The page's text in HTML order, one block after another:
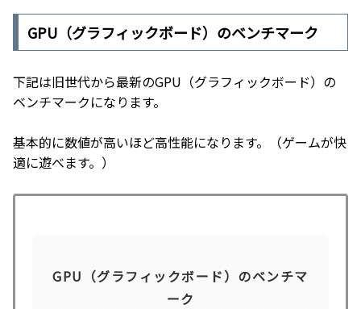
GPU（グラフィックボード）のベンチマーク
下記は旧世代から最新のGPU（グラフィックボード）の
ベンチマークになります。
基本的に数値が高いほど高性能になります。（ゲームが快
適に遊べます。）
GPU（グラフィックボード）のベンチマ
ーク